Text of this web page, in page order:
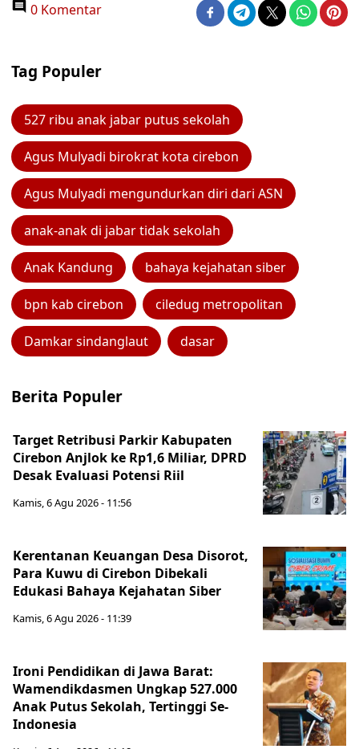
0 Komentar
Tag Populer
527 ribu anak jabar putus sekolah
Agus Mulyadi birokrat kota cirebon
Agus Mulyadi mengundurkan diri dari ASN
anak-anak di jabar tidak sekolah
Anak Kandung bahaya kejahatan siber
bpn kab cirebon ciledug metropolitan
Damkar sindanglaut dasar
Berita Populer
Target Retribusi Parkir Kabupaten
Cirebon Anjlok ke Rp1,6 Miliar, DPRD
Desak Evaluasi Potensi Riil
Kamis, 6 Agu 2026 - 11:56
Kerentanan Keuangan Desa Disorot,
Para Kuwu di Cirebon Dibekali
Edukasi Bahaya Kejahatan Siber
Kamis, 6 Agu 2026 - 11:39
Ironi Pendidikan di Jawa Barat:
Wamendikdasmen Ungkap 527.000
Anak Putus Sekolah, Tertinggi Se-
Indonesia